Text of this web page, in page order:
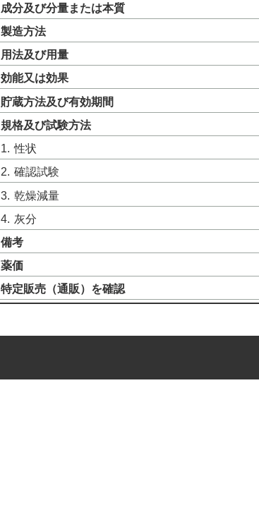
成分及び分量または本質
製造方法
用法及び用量
効能又は効果
貯蔵方法及び有効期間
規格及び試験方法
性状
確認試験
乾燥減量
灰分
備考
薬価
特定販売（通販）を確認